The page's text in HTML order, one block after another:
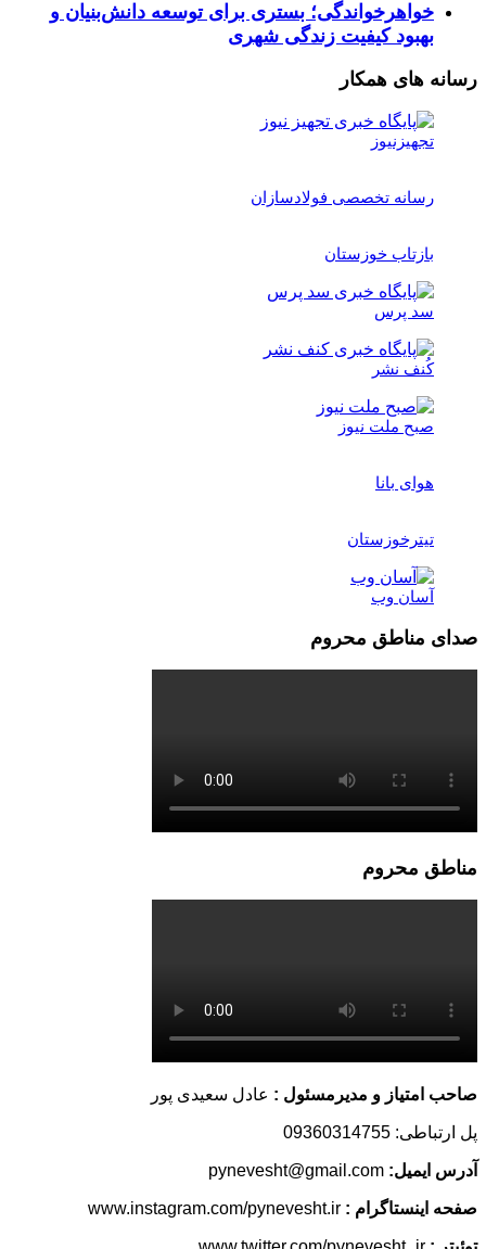
خواهرخواندگی؛ بستری برای توسعه دانش‌بنیان و
بهبود کیفیت زندگی شهری
رسانه های همکار
تجهیزنیوز
رسانه تخصصی فولادسازان
بازتاب خوزستان
سد پرس
کُنف نشر
صبح ملت نیوز
هوای بانا
تیترخوزستان
آسان وب
صدای مناطق محروم
مناطق محروم
صاحب امتیاز و مدیرمسئول : عادل سعیدی پور
پل ارتباطی: 09360314755
آدرس ایمیل:
صفحه اینستاگرام :